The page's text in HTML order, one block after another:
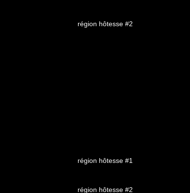
région hôtesse #2
région hôtesse #1
région hôtesse #2